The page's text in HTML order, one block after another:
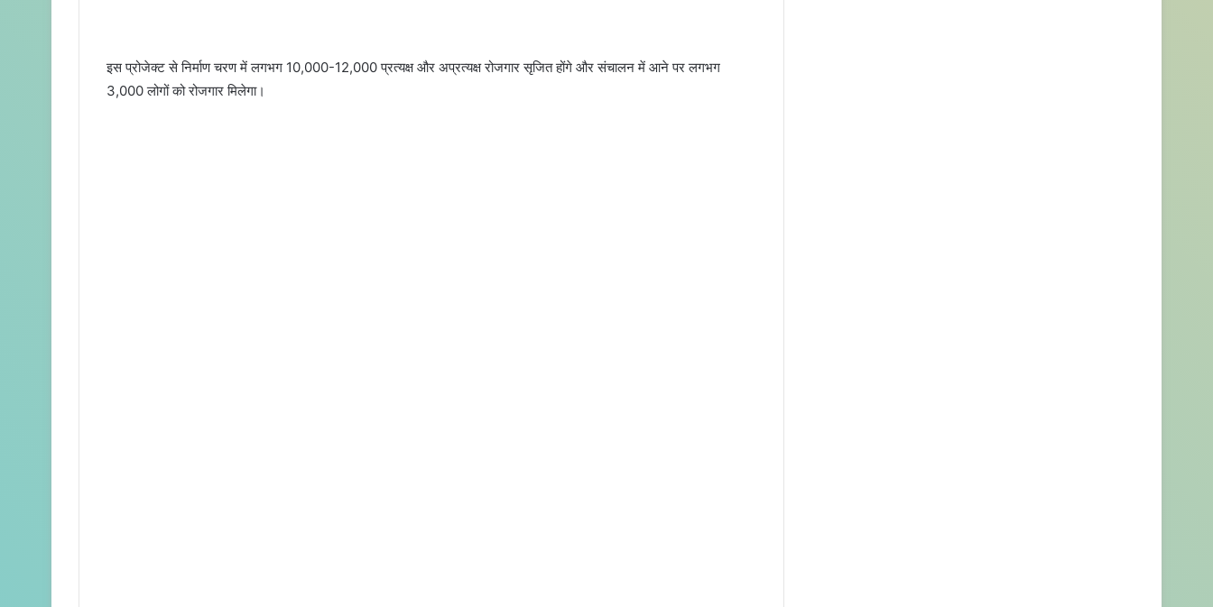
इस प्रोजेक्ट से निर्माण चरण में लगभग 10,000-12,000 प्रत्यक्ष और अप्रत्यक्ष रोजगार सृजित होंगे और संचालन में आने पर लगभग
3,000 लोगों को रोजगार मिलेगा।